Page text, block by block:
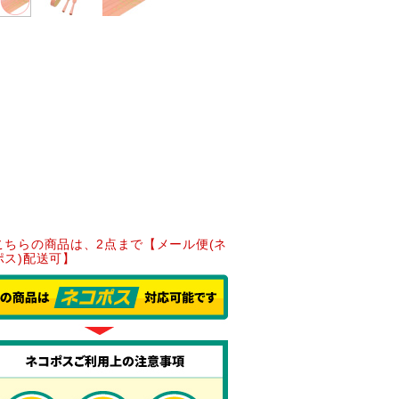
らの商品は、2点まで【メール便(ネ
ス)配送可】